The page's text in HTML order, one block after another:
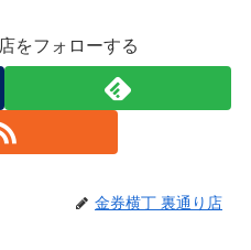
をフォローする
金券横丁 裏通り店